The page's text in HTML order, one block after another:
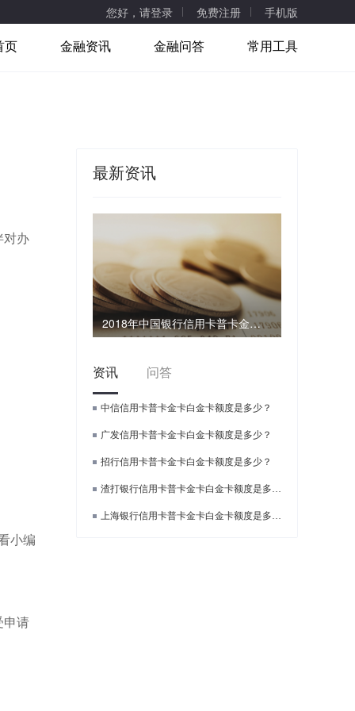
您好，请登录 免费注册 手机版
页 金融资讯 金融问答 常用工具
对办
小编
申请
最新资讯
2018年中国银行信用卡普卡金卡白金卡额度是多少
资讯 问答
中信信用卡普卡金卡白金卡额度是多少？
广发信用卡普卡金卡白金卡额度是多少？
招行信用卡普卡金卡白金卡额度是多少？
渣打银行信用卡普卡金卡白金卡额度是多少？
上海银行信用卡普卡金卡白金卡额度是多少？